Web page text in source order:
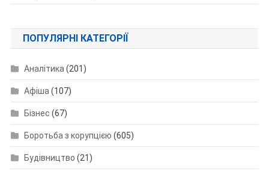
ПОПУЛЯРНІ КАТЕГОРІЇ
Аналітика (201)
Афіша (107)
Бізнес (67)
Боротьба з корупцією (605)
Будівництво (21)